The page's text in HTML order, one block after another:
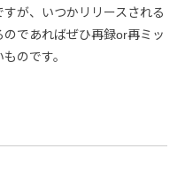
が、いつかリリースされる
であればぜひ再録or再ミッ
のです。